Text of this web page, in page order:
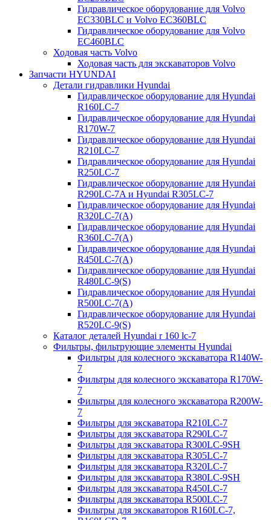
Гидравлическое оборудование для Volvo
EC330BLC и Volvo EC360BLC
Гидравлическое оборудование для Volvo
EC460BLC
Ходовая часть Volvo
Ходовая часть для экскаваторов Volvo
Запчасти HYUNDAI
Детали гидравлики Hyundai
Гидравлическое оборудование для Hyundai
R160LC-7
Гидравлическое оборудование для Hyundai
R170W-7
Гидравлическое оборудование для Hyundai
R210LC-7
Гидравлическое оборудование для Hyundai
R250LC-7
Гидравлическое оборудование для Hyundai
R290LC-7A и Hyundai R305LC-7
Гидравлическое оборудование для Hyundai
R320LC-7(A)
Гидравлическое оборудование для Hyundai
R360LC-7(A)
Гидравлическое оборудование для Hyundai
R450LC-7(A)
Гидравлическое оборудование для Hyundai
R480LC-9(S)
Гидравлическое оборудование для Hyundai
R500LC-7(A)
Гидравлическое оборудование для Hyundai
R520LC-9(S)
Каталог деталей Hyundai r 160 lc-7
Фильтры, фильтрующие элементы Hyundai
Фильтры для колесного экскаватора R140W-
7
Фильтры для колесного экскаватора R170W-
7
Фильтры для колесного экскаватора R200W-
7
Фильтры для экскаватора R210LC-7
Фильтры для экскаватора R290LC-7
Фильтры для экскаватора R300LC-9SH
Фильтры для экскаватора R305LC-7
Фильтры для экскаватора R320LC-7
Фильтры для экскаватора R380LC-9SH
Фильтры для экскаватора R450LC-7
Фильтры для экскаватора R500LC-7
Фильтры для экскаваторов R160LC-7,